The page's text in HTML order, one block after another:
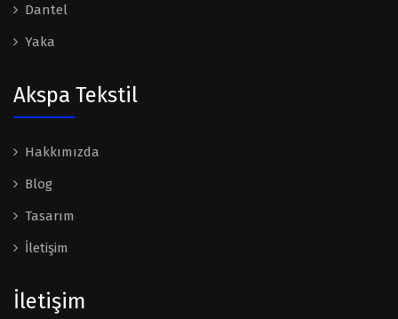
Dantel
Yaka
Akspa Tekstil
Hakkımızda
Blog
Tasarım
İletişim
İletişim